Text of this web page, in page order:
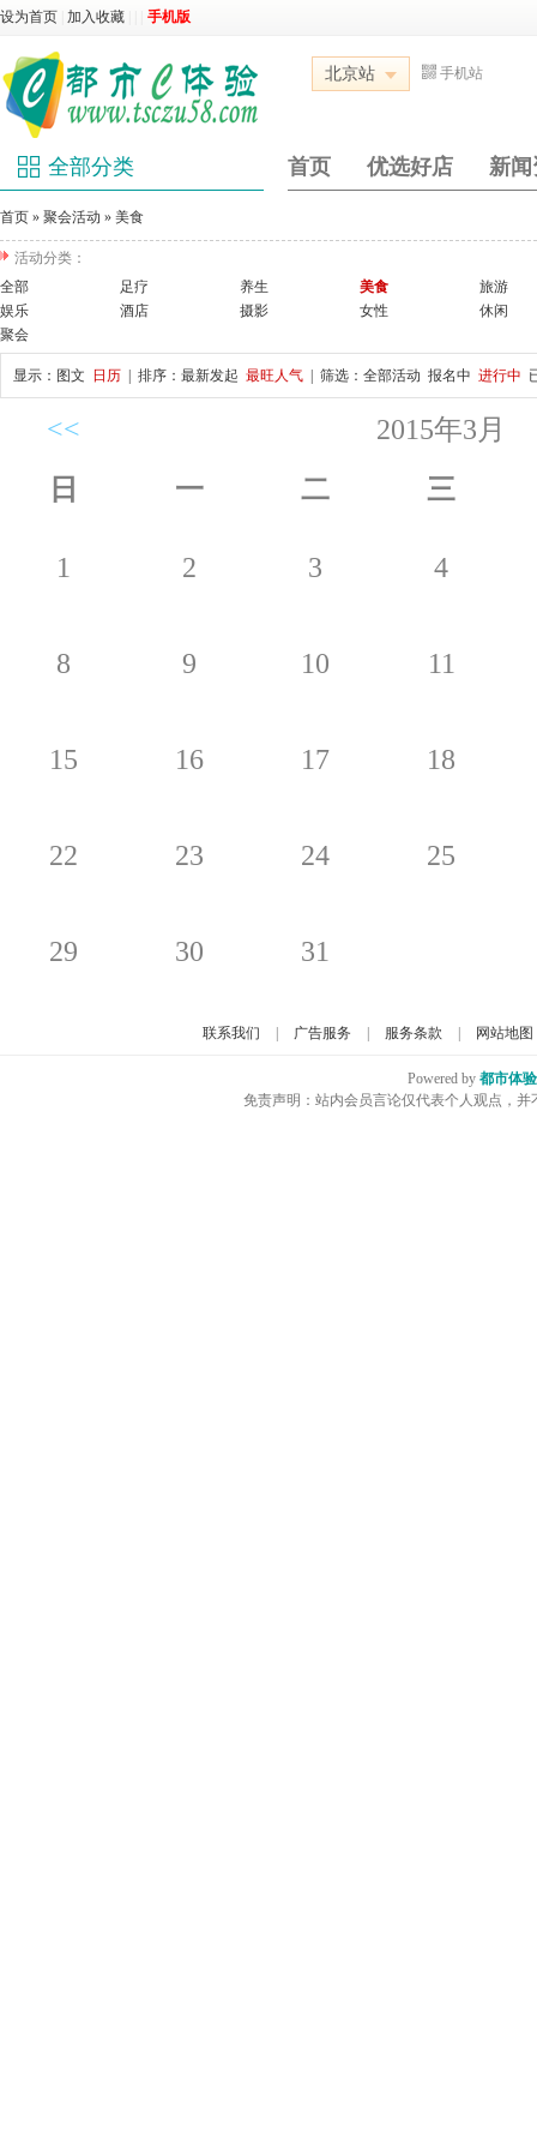
设为首页 加入收藏 手机版
北京站 手机站
全部分类 首页 优选好店 新闻
首页 » 聚会活动 » 美食
活动分类：
全部
足疗 养生 美食
旅游
娱乐
酒店 摄影 女性
休闲
聚会
显示： 图文 日历 | 排序： 最新发起 最旺人气 | 筛选： 全部活动 报名中 进行中
<<
2015年3月
日
一 二 三
1 2 3 4
8 9 10 11
15 16 17 18
22 23 24 25
29 30 31
联系我们 广告服务 服务条款 网站地图
Powered by 都市体
免责声明：站内会员言论仅代表个人观点，